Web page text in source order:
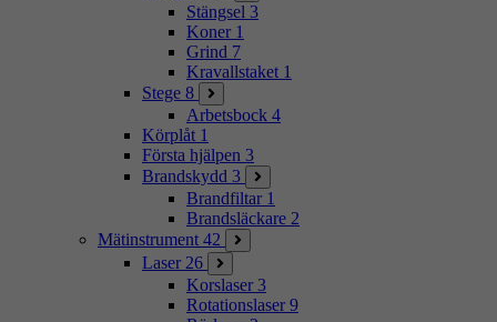
Stängsel 3
Koner 1
Grind 7
Kravallstaket 1
Stege 8
Arbetsbock 4
Körplåt 1
Första hjälpen 3
Brandskydd 3
Brandfiltar 1
Brandsläckare 2
Mätinstrument 42
Laser 26
Korslaser 3
Rotationslaser 9